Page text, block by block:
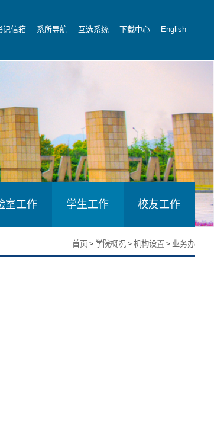
记信箱 系所导航 互选系统 下载中心 English
室工作 学生工作 校友工作
首页 > 学院概况 > 机构设置 > 业务办